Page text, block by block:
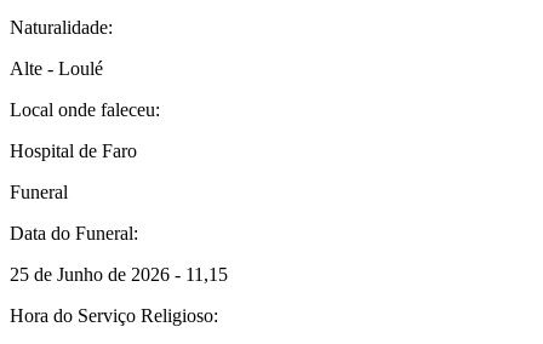
Naturalidade:
Alte - Loulé
Local onde faleceu:
Hospital de Faro
Funeral
Data do Funeral:
25 de Junho de 2026 - 11,15
Hora do Serviço Religioso: